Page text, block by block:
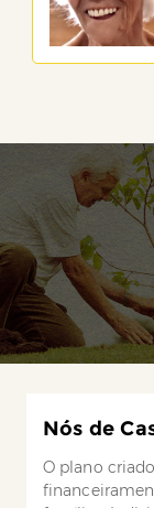
Nós de
O plano